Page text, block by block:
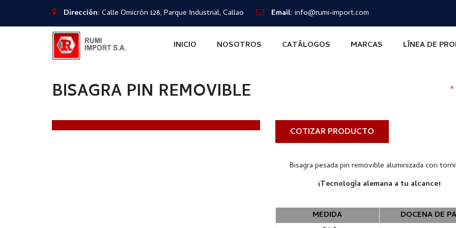
Dirección: Calle Omicrón 128, Parque Industrial, Callao Email: info@rumi-import.com
INICIO NOSOTROS CATÁLOGOS MARCAS LÍNEA DE
BISAGRA PIN REMOVIBLE
COTIZAR PRODUCTO
Bisagra pesada pin removible aluminizada con
¡Tecnología alemana a tu alcance!
MEDIDA
DOCENA DE